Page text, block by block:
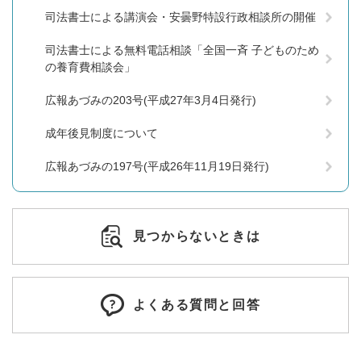
司法書士による講演会・安曇野特設行政相談所の開催
司法書士による無料電話相談「全国一斉 子どものため
の養育費相談会」
広報あづみの203号(平成27年3月4日発行)
成年後見制度について
広報あづみの197号(平成26年11月19日発行)
見つからないときは
よくある質問と回答